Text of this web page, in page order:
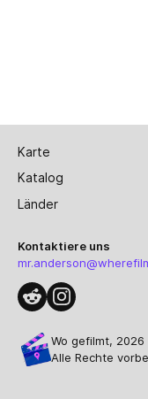
Karte
Katalog
Länder
Kontaktiere uns
Wo gefilmt, 2026
Alle Rechte